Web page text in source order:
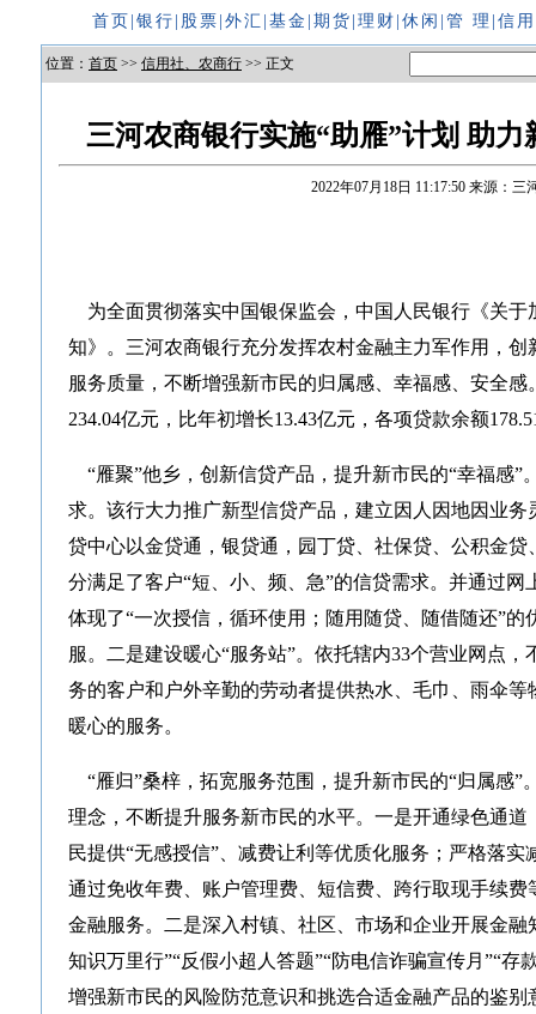
首页 银行 股票 外汇 基金 期货 理财 休闲 管 理 信
位置： 首页 >> 信用社、农商行 >> 正文
三河农商银行实施“助雁”计划 助力
2022年07月18日 11:17:50 来源：三
为全面贯彻落实中国银保监会，中国人民银行《关于
知》。三河农商银行充分发挥农村金融主力军作用，
服务质量，不断增强新市民的归属感、幸福感、安全
234.04亿元，比年初增长13.43亿元，各项贷款余额
“雁聚”他乡，创新信贷产品，提升新市民的“幸福感”
求。该行大力推广新型信贷产品，建立因人因地因业
贷中心以金贷通，银贷通，园丁贷、社保贷、公积金
分满足了客户“短、小、频、急”的信贷需求。并通过
体现了“一次授信，循环使用；随用随贷、随借随还”
服。二是建设暖心“服务站”。依托辖内33个营业网点
务的客户和户外辛勤的劳动者提供热水、毛巾、雨伞
暖心的服务。
“雁归”桑梓，拓宽服务范围，提升新市民的“归属感”
理念，不断提升服务新市民的水平。一是开通绿色通
民提供“无感授信”、减费让利等优质化服务；严格落
通过免收年费、账户管理费、短信费、跨行取现手续
金融服务。二是深入村镇、社区、市场和企业开展金
知识万里行”“反假小超人答题”“防电信诈骗宣传月”“存
增强新市民的风险防范意识和挑选合适金融产品的鉴